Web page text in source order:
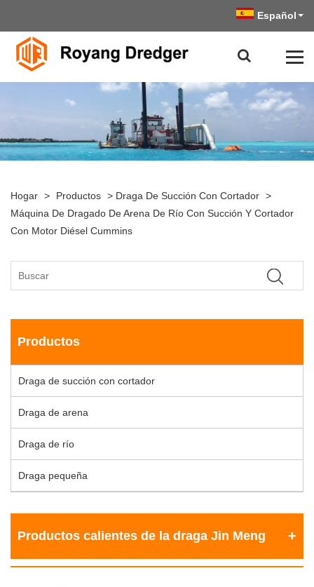
Español
Hogar > Productos > Draga De Succión Con Cortador >
Máquina De Dragado De Arena De Río Con Succión Y Cortador
Con Motor Diésel Cummins
Productos
Draga de succión con cortador
Draga de arena
Draga de río
Draga pequeña
Productos calientes de la draga Jin Meng